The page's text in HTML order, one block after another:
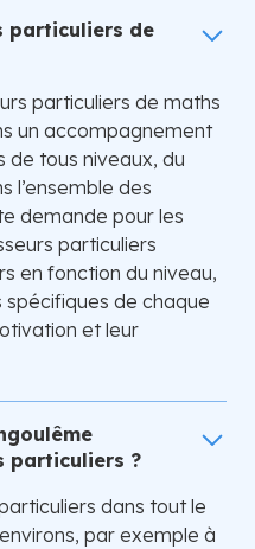
particuliers de
particuliers de maths
un accompagnement
de tous niveaux, du
l’ensemble des
demande pour les
particuliers
en fonction du niveau,
de chaque
et leur
particuliers ?
dans tout le
par exemple à